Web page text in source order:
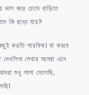
ভাল করে চোদে বাড়িতে
কি ছাড়া যায়?
করতি পারবিনা। যা করবে
সেবার আমরা এনে
শুধু লালা ফেলেছি,